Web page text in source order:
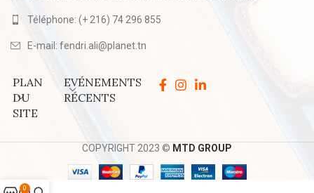
Téléphone: (+ 216) 74 296 855
E-mail: fendri.ali@planet.tn
PLAN
DU
SITE
EVÉNEMENTS
RÉCENTS
COPYRIGHT 2023 © MTD GROUP
0